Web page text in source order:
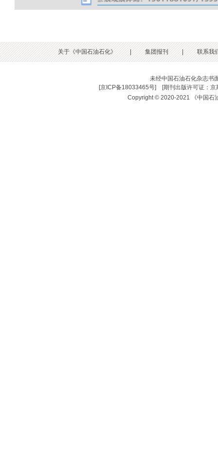
关于《中国石油石化》 | 集团报刊 | 联系我
未经中国石油石化杂志书
[京ICP备18033465号] [期刊出版许可证：
Copyright © 2020-2021 《中国石